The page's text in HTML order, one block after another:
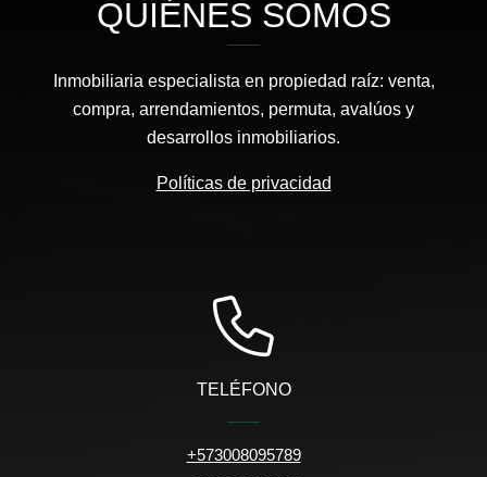
QUIÉNES SOMOS
Inmobiliaria especialista en propiedad raíz: venta,
compra, arrendamientos, permuta, avalúos y
desarrollos inmobiliarios.
Políticas de privacidad
TELÉFONO
+573008095789